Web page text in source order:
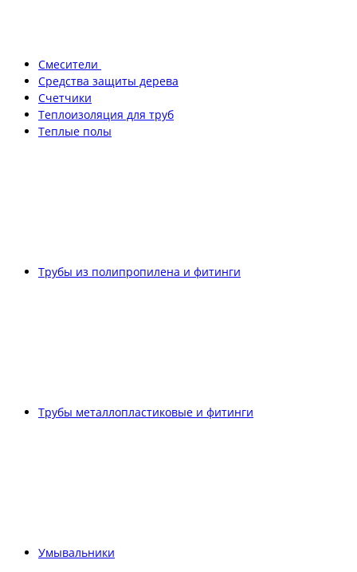
Смесители
Средства защиты дерева
Счетчики
Теплоизоляция для труб
Теплые полы
Трубы из полипропилена и фитинги
Трубы металлопластиковые и фитинги
Умывальники